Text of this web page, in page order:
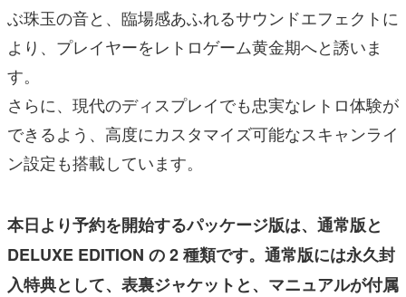
ぶ珠玉の音と、臨場感あふれるサウンドエフェクトに
より、プレイヤーをレトロゲーム黄金期へと誘いま
す。
さらに、現代のディスプレイでも忠実なレトロ体験が
できるよう、高度にカスタマイズ可能なスキャンライ
ン設定も搭載しています。
本日より予約を開始するパッケージ版は、通常版と
DELUXE EDITION の 2 種類です。通常版には永久封
入特典として、表裏ジャケットと、マニュアルが付属